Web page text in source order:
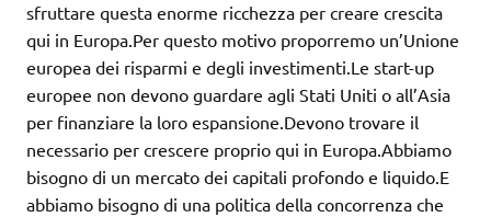
sfruttare questa enorme ricchezza per creare crescita
qui in Europa.Per questo motivo proporremo un’Unione
europea dei risparmi e degli investimenti.Le start-up
europee non devono guardare agli Stati Uniti o all’Asia
per finanziare la loro espansione.Devono trovare il
necessario per crescere proprio qui in Europa.Abbiamo
bisogno di un mercato dei capitali profondo e liquido.E
abbiamo bisogno di una politica della concorrenza che